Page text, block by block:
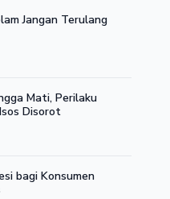
Jangan Terulang
Mati, Perilaku
Disorot
bagi Konsumen